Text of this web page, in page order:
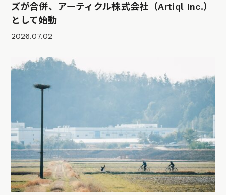
ズが合併、アーティクル株式会社（Artiql Inc.）
として始動
2026.07.02